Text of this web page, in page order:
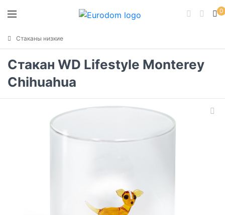
0
Стаканы низкие
Стакан WD Lifestyle Monterey
Chihuahua